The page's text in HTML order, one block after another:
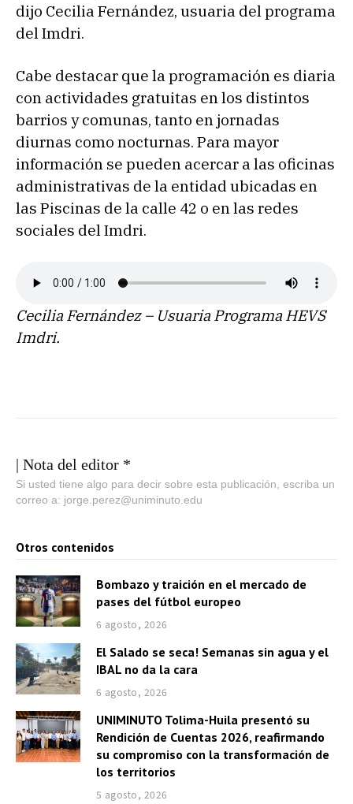
dijo Cecilia Fernández, usuaria del programa
del Imdri.
Cabe destacar que la programación es diaria
con actividades gratuitas en los distintos
barrios y comunas, tanto en jornadas
diurnas como nocturnas. Para mayor
información se pueden acercar a las oficinas
administrativas de la entidad ubicadas en
las Piscinas de la calle 42 o en las redes
sociales del Imdri.
Cecilia Fernández – Usuaria Programa HEVS
Imdri.
| Nota del editor *
Si usted tiene algo para decir sobre esta publicación, escriba un
correo a: jorge.perez@uniminuto.edu
Otros contenidos
Bombazo y traición en el mercado de
pases del fútbol europeo
6 agosto, 2026
El Salado se seca! Semanas sin agua y el
IBAL no da la cara
6 agosto, 2026
UNIMINUTO Tolima-Huila presentó su
Rendición de Cuentas 2026, reafirmando
su compromiso con la transformación de
los territorios
5 agosto, 2026